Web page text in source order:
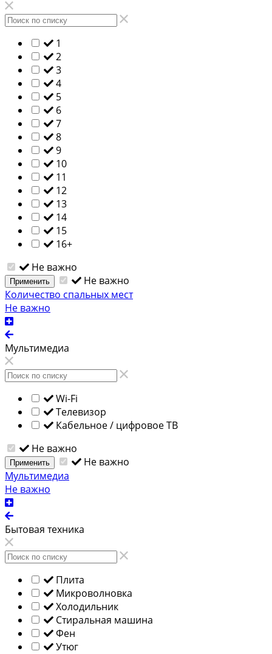
1
2
3
4
5
6
7
8
9
10
11
12
13
14
15
16+
Не важно
Применить
Не важно
Количество спальных мест
Не важно
Мультимедиа
Wi-Fi
Телевизор
Кабельное / цифровое ТВ
Не важно
Применить
Не важно
Мультимедиа
Не важно
Бытовая техника
Плита
Микроволновка
Холодильник
Стиральная машина
Фен
Утюг